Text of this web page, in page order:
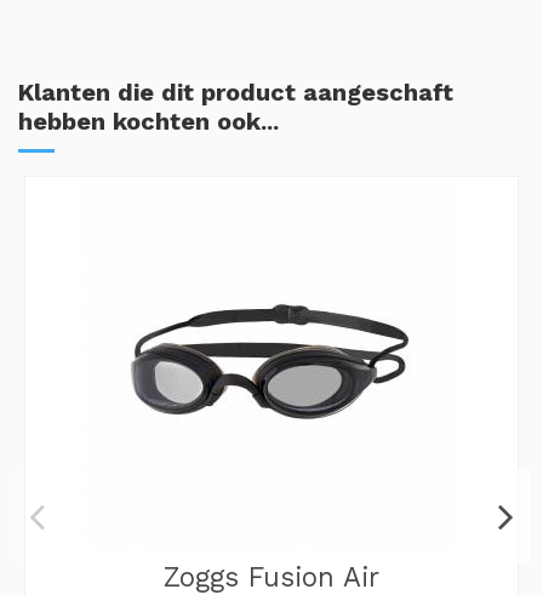
Klanten die dit product aangeschaft
hebben kochten ook...
Zoggs Fusion Air